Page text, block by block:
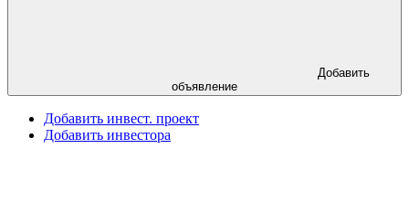
объявление
Добавить инвест. проект
Добавить инвестора